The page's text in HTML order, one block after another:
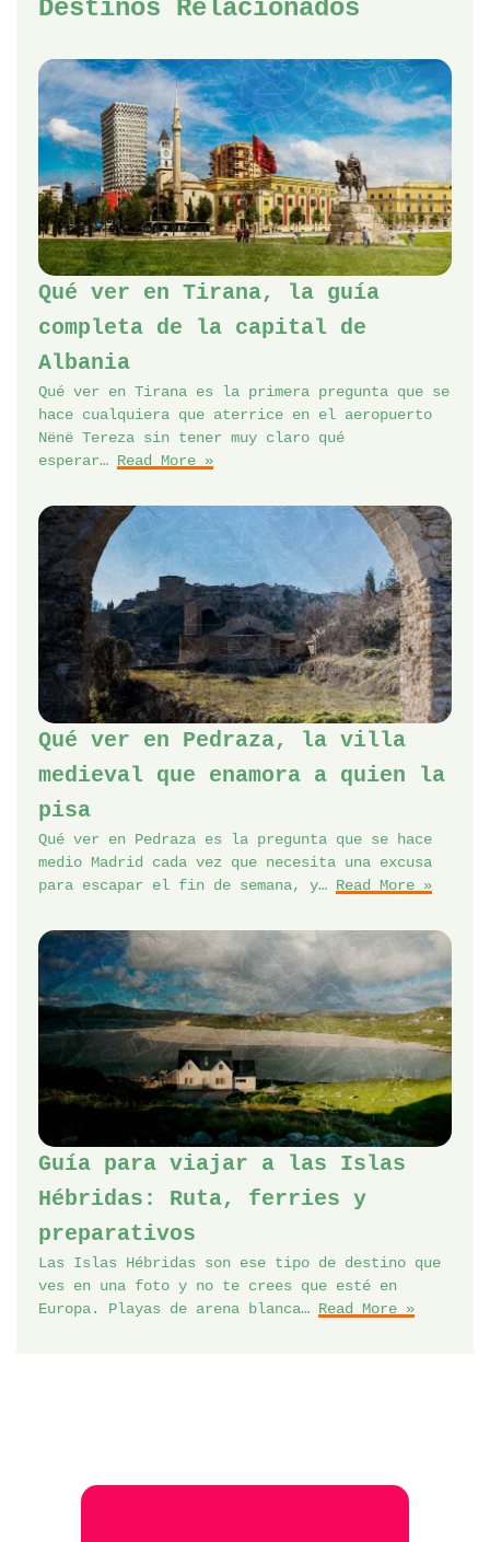
Destinos Relacionados
Qué ver en Tirana, la guía
completa de la capital de
Albania
Qué ver en Tirana es la primera pregunta que se
hace cualquiera que aterrice en el aeropuerto
Nënë Tereza sin tener muy claro qué
esperar… Read More »
Qué ver en Pedraza, la villa
medieval que enamora a quien la
pisa
Qué ver en Pedraza es la pregunta que se hace
medio Madrid cada vez que necesita una excusa
para escapar el fin de semana, y… Read More »
Guía para viajar a las Islas
Hébridas: Ruta, ferries y
preparativos
Las Islas Hébridas son ese tipo de destino que
ves en una foto y no te crees que esté en
Europa. Playas de arena blanca… Read More »